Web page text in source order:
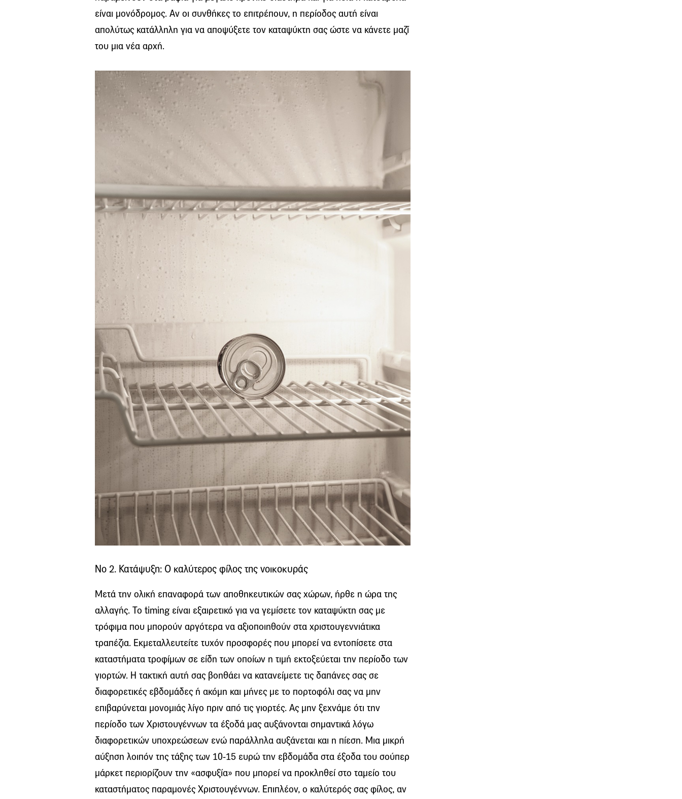
είναι μονόδρομος. Αν οι συνθήκες το επιτρέπουν, η περίοδος αυτή είναι
απολύτως κατάλληλη για να αποψύξετε τον καταψύκτη σας ώστε να κάνετε μαζί
του μια νέα αρχή.
Νο 2. Κατάψυξη: Ο καλύτερος φίλος της νοικοκυράς
Μετά την ολική επαναφορά των αποθηκευτικών σας χώρων, ήρθε η ώρα της
αλλαγής. Το timing είναι εξαιρετικό για να γεμίσετε τον καταψύκτη σας με
τρόφιμα που μπορούν αργότερα να αξιοποιηθούν στα χριστουγεννιάτικα
τραπέζια. Εκμεταλλευτείτε τυχόν προσφορές που μπορεί να εντοπίσετε στα
καταστήματα τροφίμων σε είδη των οποίων η τιμή εκτοξεύεται την περίοδο των
γιορτών. Η τακτική αυτή σας βοηθάει να κατανείμετε τις δαπάνες σας σε
διαφορετικές εβδομάδες ή ακόμη και μήνες με το πορτοφόλι σας να μην
επιβαρύνεται μονομιάς λίγο πριν από τις γιορτές. Ας μην ξεχνάμε ότι την
περίοδο των Χριστουγέννων τα έξοδά μας αυξάνονται σημαντικά λόγω
διαφορετικών υποχρεώσεων ενώ παράλληλα αυξάνεται και η πίεση. Μια μικρή
αύξηση λοιπόν της τάξης των 10-15 ευρώ την εβδομάδα στα έξοδα του σούπερ
μάρκετ περιορίζουν την «ασφυξία» που μπορεί να προκληθεί στο ταμείο του
καταστήματος παραμονές Χριστουγέννων. Επιπλέον, ο καλύτερός σας φίλος, αν